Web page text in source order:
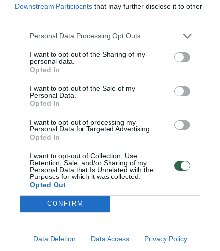
Downstream Participants that may further disclose it to other
Personal Data Processing Opt Outs
I want to opt-out of the Sharing of my
personal data.
Opted In
I want to opt-out of the Sale of my
Personal Data.
Opted In
I want to opt-out of processing my
Personal Data for Targeted Advertising.
Opted In
I want to opt-out of Collection, Use,
Retention, Sale, and/or Sharing of my
Personal Data that Is Unrelated with the
Purposes for which it was collected.
Opted Out
CONFIRM
Data Deletion Data Access Privacy Policy
Likę miestuose mėgavosi parkų bei fontanų
teikiama gaiva. Štai vilniečiai rinkosi
Bernardinų sodus bei senamiestį. Vilniaus
daug turistų. Dėmesį į save atkreipė ne tik jie,
bet ir mergvakarius šventusios merginų
kompanijos.
Lrytas.ltsiūlo pasigrožėti vilniečių stiliumi.
vasara2015 Vilniaus gatvės stilius Vasaros savaitgalis
Komentuoti po šiuo straipsniu
Prisijunkite prie registruotų vartotojų